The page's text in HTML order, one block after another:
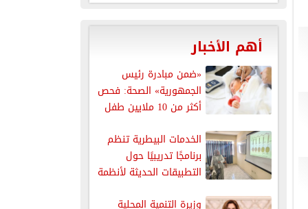
أهم الأخبار
«ضمن مبادرة رئيس
الجمهورية» الصحة: فحص
أكثر من 10 ملايين طفل
الخدمات البيطرية تنظم
برنامجًا تدريبيًا حول
التطبيقات الحديثة لأنظمة
وزيرة التنمية المحلية